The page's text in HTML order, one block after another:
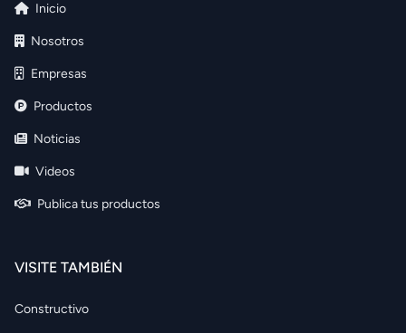
Inicio
Nosotros
Empresas
Productos
Noticias
Videos
Publica tus productos
VISITE TAMBIÉN
Constructivo